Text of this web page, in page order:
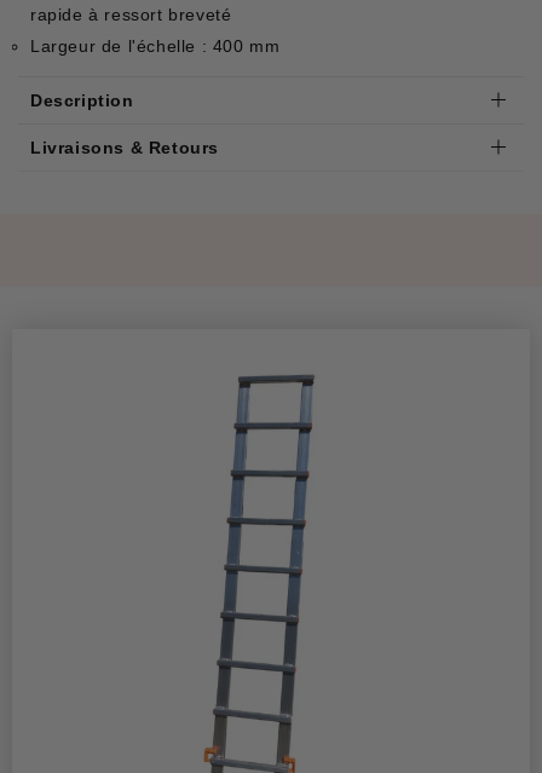
rapide à ressort breveté
Largeur de l'échelle : 400 mm
Description
Livraisons & Retours